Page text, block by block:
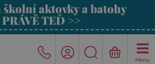
školní aktovky a batohy
PRÁVĚ TEĎ >>
Menu